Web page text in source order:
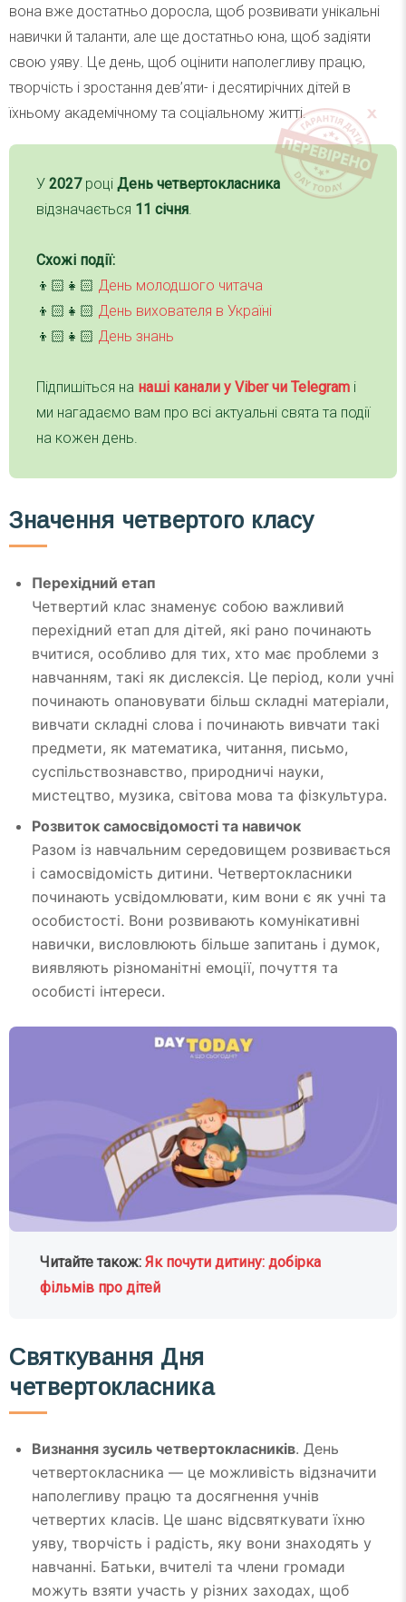
вона вже достатньо доросла, щоб розвивати унікальні
навички й таланти, але ще достатньо юна, щоб задіяти
свою уяву. Це день, щоб оцінити наполегливу працю,
творчість і зростання дев’яти- і десятирічних дітей в
їхньому академічному та соціальному житті.
У 2027році День четвертокласника
відзначається 11 січня.
Схожі події:
👦🏻👧🏻 День молодшого читача
👦🏻👧🏻 День вихователя в Україні
👦🏻👧🏻 День знань
Підпишіться на наші канали у Viber чи Telegram і
ми нагадаємо вам про всі актуальні свята та події
на кожен день.
Значення четвертого класу
Перехідний етап
Четвертий клас знаменує собою важливий
перехідний етап для дітей, які рано починають
вчитися, особливо для тих, хто має проблеми з
навчанням, такі як дислексія. Це період, коли учні
починають опановувати більш складні матеріали,
вивчати складні слова і починають вивчати такі
предмети, як математика, читання, письмо,
суспільствознавство, природничі науки,
мистецтво, музика, світова мова та фізкультура.
Розвиток самосвідомості та навичок
Разом із навчальним середовищем розвивається
і самосвідомість дитини. Четвертокласники
починають усвідомлювати, ким вони є як учні та
особистості. Вони розвивають комунікативні
навички, висловлюють більше запитань і думок,
виявляють різноманітні емоції, почуття та
особисті інтереси.
Читайте також:Як почути дитину: добірка
фільмів про дітей
Святкування Дня
четвертокласника
Визнання зусиль четвертокласників. День
четвертокласника — це можливість відзначити
наполегливу працю та досягнення учнів
четвертих класів. Це шанс відсвяткувати їхню
уяву, творчість і радість, яку вони знаходять у
навчанні. Батьки, вчителі та члени громади
можуть взяти участь у різних заходах, щоб